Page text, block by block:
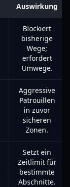
Auswirkung
Blockiert
bisherige
Wege;
erfordert
Umwege.
Aggressive
Patrouillen
in zuvor
sicheren
Zonen.
Setzt ein
Zeitlimit für
bestimmte
Abschnitte.